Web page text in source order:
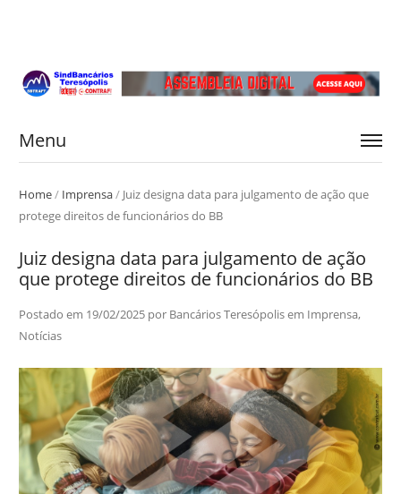
Menu
Home/ Imprensa/ Juiz designa data para julgamento de ação que
protege direitos de funcionários do BB
Juiz designa data para julgamento de ação
que protege direitos de funcionários do BB
Postado em 19/02/2025por Bancários Teresópolisem Imprensa,
Notícias